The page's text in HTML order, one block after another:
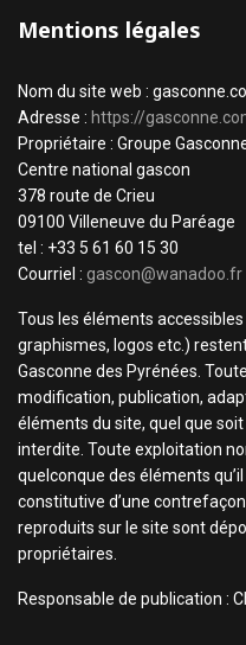
Mentions légales
Nom du site web :
Adresse : https://
Propriétaire : Groupe
Centre national gascon
378 route de Crieu
09100 Villeneuve du Paréage
tel : +33 5 61 60 15 30
Courriel : gascon@wanadoo.fr
Tous les éléments
graphismes, logos etc.)
Gasconne des Pyrénées.
modification, publication,
éléments du site, quel que
interdite. Toute exploitation
quelconque des éléments
constitutive d’une
reproduits sur le site sont
propriétaires.
Responsable de publication :